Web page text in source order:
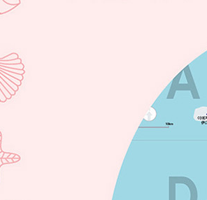
지마
Day in ISHIGAKI ISLAND